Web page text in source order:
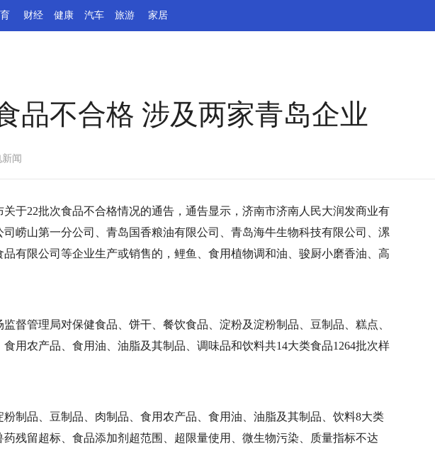
财经 健康 汽车 旅游 家居
品不合格 涉及两家青岛企业
闻
于22批次食品不合格情况的通告，通告显示，济南市济南人民大润发商业有
崂山第一分公司、青岛国香粮油有限公司、青岛海牛生物科技有限公司、漯
有限公司等企业生产或销售的，鲤鱼、食用植物调和油、骏厨小磨香油、高
督管理局对保健食品、饼干、餐饮食品、淀粉及淀粉制品、豆制品、糕点、
用农产品、食用油、油脂及其制品、调味品和饮料共14大类食品1264批次样
制品、豆制品、肉制品、食用农产品、食用油、油脂及其制品、饮料8大类
残留超标、食品添加剂超范围、超限量使用、微生物污染、质量指标不达